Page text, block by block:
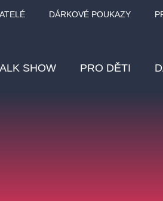
DÁRKOVÉ POUKAZY
SHOW PRO DĚTI